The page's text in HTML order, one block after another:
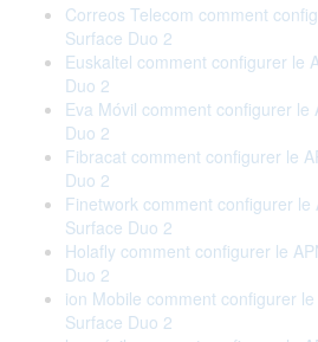
Correos Telecom comment
Surface Duo 2
Euskaltel comment configurer le
Duo 2
Eva Móvil comment configurer le
Duo 2
Fibracat comment configurer le
Duo 2
Finetwork comment configurer le
Surface Duo 2
Holafly comment configurer le
Duo 2
ion Mobile comment configurer
Surface Duo 2